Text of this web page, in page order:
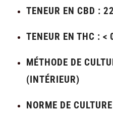
TENEUR EN CBD :
TENEUR EN THC : <
MÉTHODE DE
(INTÉRIEUR)
NORME DE